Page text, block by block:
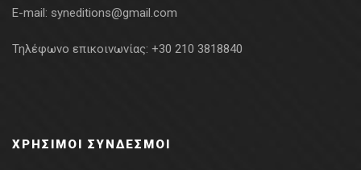
E-mail: syneditions@gmail.com
Τηλέφωνο επικοινωνίας: +30 210 3818840
ΧΡΉΣΙΜΟΙ ΣΎΝΔΕΣΜΟΙ